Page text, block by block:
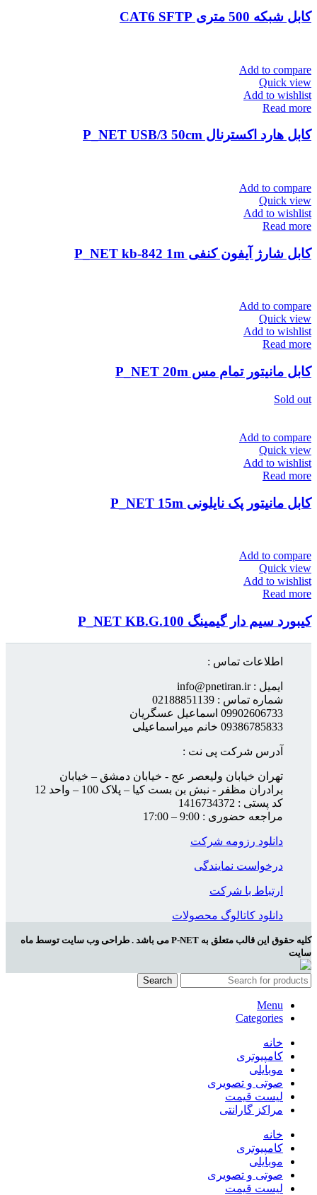
کابل شبکه 500 متری CAT6 SFTP
Add to compare
Quick view
Add to wishlist
Read more
کابل هارد اکسترنال P_NET USB/3 50cm
Add to compare
Quick view
Add to wishlist
Read more
کابل شارژ آیفون کنفی P_NET kb-842 1m
Add to compare
Quick view
Add to wishlist
Read more
کابل مانیتور تمام مس P_NET 20m
Sold out
Add to compare
Quick view
Add to wishlist
Read more
کابل مانیتور پک نایلونی P_NET 15m
Add to compare
Quick view
Add to wishlist
Read more
کیبورد سیم دار گیمینگ P_NET KB.G.100
اطلاعات تماس :
ایمیل : info@pnetiran.ir
شماره تماس : 02188851139
09902606733 اسماعیل عسگریان
09386785833 خانم میراسماعیلی
آدرس شرکت پی نت :
تهران خیابان ولیعصر عج - خیابان دمشق – خیابان
برادران مظفر - نبش بن بست کیا – پلاک 100 – واحد 12
کد پستی : 1416734372
مراجعه حضوری : 9:00 – 17:00
دانلود رزومه شرکت
درخواست نمایندگی
ارتباط با شرکت
دانلود کاتالوگ محصولات
کلیه حقوق این قالب متعلق به P-NET می باشد . طراحی وب سایت توسط ماه
سایت
Search
Menu
Categories
خانه
کامپیوتری
موبایلی
صوتی و تصویری
لیست قیمت
مراکز گارانتی
خانه
کامپیوتری
موبایلی
صوتی و تصویری
لیست قیمت